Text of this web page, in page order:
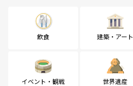
飲食 建築・アート
イベント・観戦 世界遺産